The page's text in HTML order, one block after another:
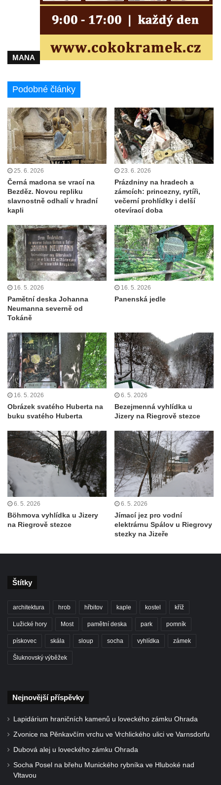
MANA
Podobné články
25. 6. 2026
Černá madona se vrací na
Bezděz. Novou repliku
slavnostně odhalí v hradní
kapli
23. 6. 2026
Prázdniny na hradech a
zámcích: princezny, rytíři,
večerní prohlídky i delší
otevírací doba
16. 5. 2026
Pamětní deska Johanna
Neumanna severně od
Tokáně
16. 5. 2026
Panenská jedle
16. 5. 2026
Obrázek svatého Huberta na
buku svatého Huberta
6. 5. 2026
Bezejmenná vyhlídka u
Jizery na Riegrově stezce
6. 5. 2026
Böhmova vyhlídka u Jizery
na Riegrově stezce
6. 5. 2026
Jímací jez pro vodní
elektrárnu Spálov u Riegrovy
stezky na Jizeře
Štítky
architektura hrob hřbitov kaple kostel kříž
Lužické hory Most pamětní deska park pomník
pískovec skála sloup socha vyhlídka zámek
Šluknovský výběžek
Nejnovější příspěvky
Lapidárium hraničních kamenů u loveckého zámku Ohrada
Zvonice na Pěnkavčím vrchu ve Vrchlického ulici ve Varnsdorfu
Dubová alej u loveckého zámku Ohrada
Socha Posel na břehu Munického rybníka ve Hluboké nad
Vltavou